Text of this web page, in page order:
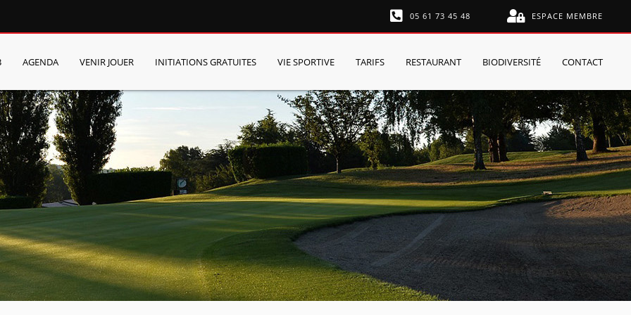
05 61 73 45 48 ESPACE MEMBRE
AGENDA VENIR JOUER INITIATIONS GRATUITES VIE SPORTIVE TARIFS RESTAURANT BIODIVERSITÉ CONTACT